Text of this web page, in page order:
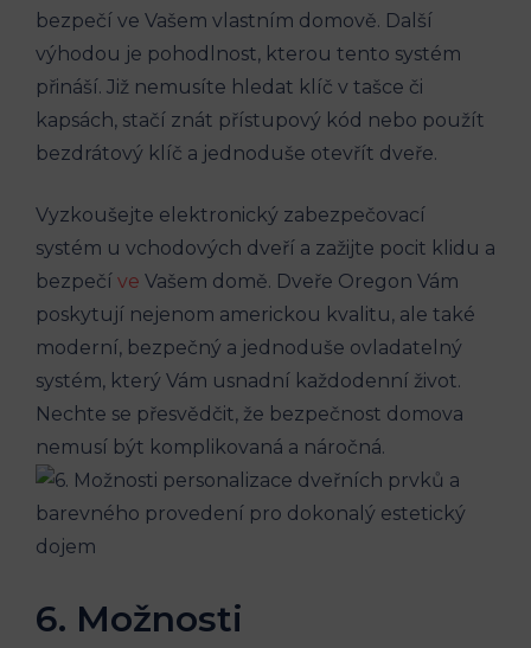
bezpečí ve Vašem vlastním domově. Další
výhodou je pohodlnost, kterou tento systém
přináší. Již nemusíte hledat klíč v tašce či
kapsách, stačí znát přístupový kód nebo použít
bezdrátový klíč a jednoduše otevřít dveře.
Vyzkoušejte elektronický zabezpečovací
systém u vchodových dveří a zažijte pocit klidu a
bezpečí ve Vašem domě. Dveře Oregon Vám
poskytují nejenom americkou kvalitu, ale také
moderní, bezpečný a jednoduše ovladatelný
systém, který Vám usnadní každodenní život.
Nechte se přesvědčit, že bezpečnost domova
nemusí být komplikovaná a náročná.
6. Možnosti